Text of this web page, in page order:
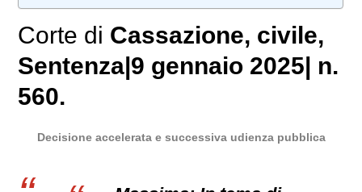
Corte di Cassazione, civile,
Sentenza|9 gennaio 2025| n.
560.
Decisione accelerata e successiva udienza pubblica